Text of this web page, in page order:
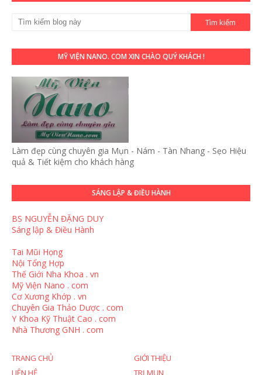
MỸ VIỆN NANO. COM XIN CHÀO QUÝ KHÁCH !
Làm đẹp cùng chuyên gia Mụn - Nám - Tàn Nhang - Sẹo Hiệu
quả & Tiết kiệm cho khách hàng
SÁNG LẬP & ĐIỀU HÀNH
BS NGUYỄN ĐẶNG DUY
Sáng lập & Điều Hành
Tai Mũi Họng
Nội Tổng Hợp
Thế Giới Nha Khoa . vn
Mỹ Viện Nano . com
Cơ Xương Khớp . vn
Chuyên Gia Thảo Dược . com
Y Khoa Kỹ Thuật Cao . com
Nhà Thương GNH . com
TRANG CHỦ
GIỚI THIỆU
LIÊN HỆ
TRỊ MỤN